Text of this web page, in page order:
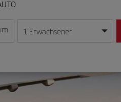
Jahr ein
im Format Tag/Monat/Jahr ein
1 Erwachsener